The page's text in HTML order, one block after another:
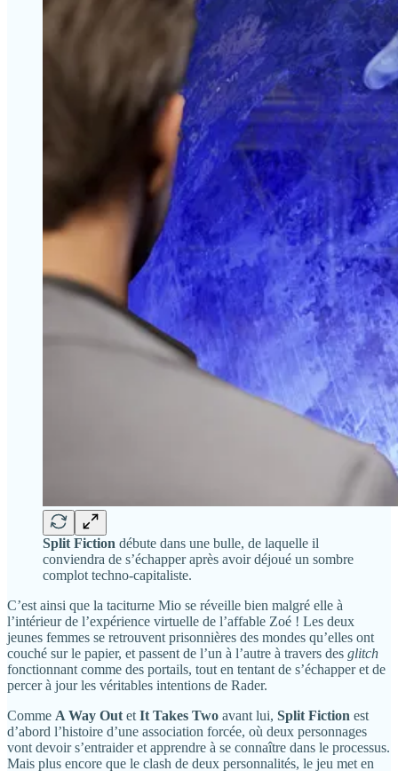
Split Fiction débute dans une bulle, de laquelle il
conviendra de s’échapper après avoir déjoué un sombre
complot techno-capitaliste.
C’est ainsi que la taciturne Mio se réveille bien malgré elle à
l’intérieur de l’expérience virtuelle de l’affable Zoé ! Les deux
jeunes femmes se retrouvent prisonnières des mondes qu’elles ont
couché sur le papier, et passent de l’un à l’autre à travers des glitch
fonctionnant comme des portails, tout en tentant de s’échapper et de
percer à jour les véritables intentions de Rader.
Comme A Way Out et It Takes Two avant lui, Split Fiction est
d’abord l’histoire d’une association forcée, où deux personnages
vont devoir s’entraider et apprendre à se connaître dans le processus.
Mais plus encore que le clash de deux personnalités, le jeu met en